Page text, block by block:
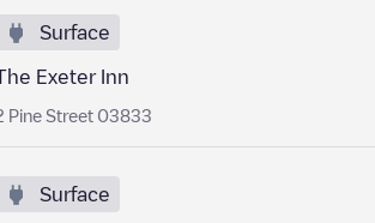
Surface
Exeter Inn
Pine Street 03833
Surface